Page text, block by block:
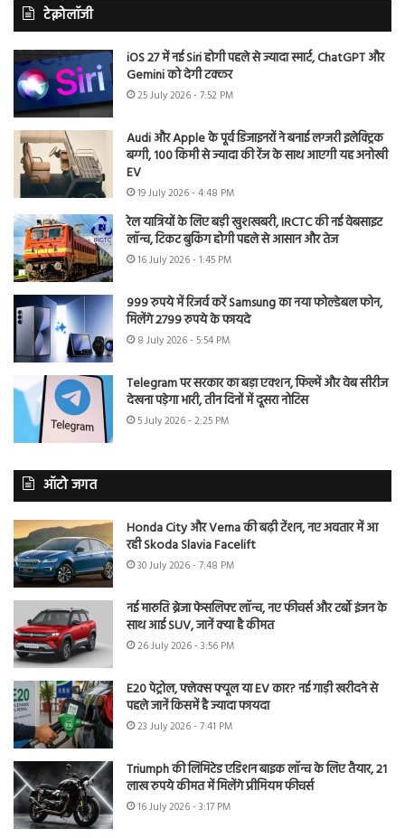
टेक्नोलॉजी
iOS 27 में नई Siri होगी पहले से ज्यादा स्मार्ट, ChatGPT और
Gemini को देगी टक्कर
25 July 2026 - 7:52 PM
Audi और Apple के पूर्व डिजाइनरों ने बनाई लग्जरी इलेक्ट्रिक
बग्गी, 100 किमी से ज्यादा की रेंज के साथ आएगी यह अनोखी
EV
19 July 2026 - 4:48 PM
रेल यात्रियों के लिए बड़ी खुशखबरी, IRCTC की नई वेबसाइट
लॉन्च, टिकट बुकिंग होगी पहले से आसान और तेज
16 July 2026 - 1:45 PM
999 रुपये में रिजर्व करें Samsung का नया फोल्डेबल फोन,
मिलेंगे 2799 रुपये के फायदे
8 July 2026 - 5:54 PM
Telegram पर सरकार का बड़ा एक्शन, फिल्में और वेब सीरीज
देखना पड़ेगा भारी, तीन दिनों में दूसरा नोटिस
5 July 2026 - 2:25 PM
ऑटो जगत
Honda City और Verna की बढ़ी टेंशन, नए अवतार में आ
रही Skoda Slavia Facelift
30 July 2026 - 7:48 PM
नई मारुति ब्रेजा फेसलिफ्ट लॉन्च, नए फीचर्स और टर्बो इंजन के
साथ आई SUV, जानें क्या है कीमत
26 July 2026 - 3:56 PM
E20 पेट्रोल, फ्लेक्स फ्यूल या EV कार? नई गाड़ी खरीदने से
पहले जानें किसमें है ज्यादा फायदा
23 July 2026 - 7:41 PM
Triumph की लिमिटेड एडिशन बाइक लॉन्च के लिए तैयार, 21
लाख रुपये कीमत में मिलेंगे प्रीमियम फीचर्स
16 July 2026 - 3:17 PM